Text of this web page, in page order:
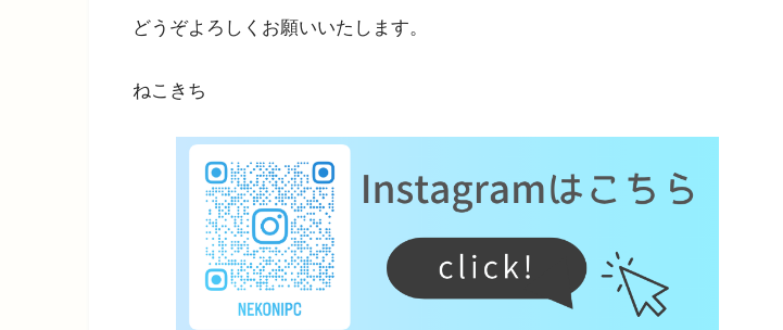
どうぞよろしくお願いいたします。
ねこきち